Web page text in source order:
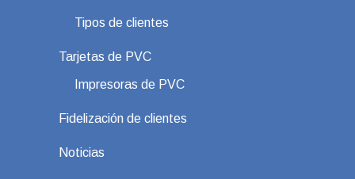
Tipos de clientes
Tarjetas de PVC
Impresoras de PVC
Fidelización de clientes
Noticias